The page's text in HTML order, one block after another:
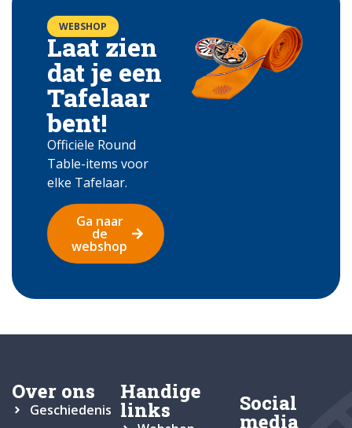
WEBSHOP
Laat zien
dat je een
Tafelaar
bent!
Officiële Round
Table-items voor
elke Tafelaar.
Ga naar
de
webshop
Over ons
Geschiedenis
Handige
links Social
media